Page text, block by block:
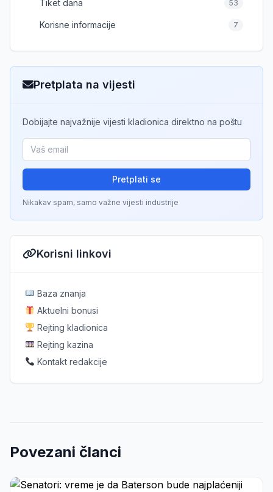
Tiket dana 53
Korisne informacije 7
Pretplata na vijesti
Dobijajte najvažnije vijesti kladionica direktno na poštu
Pretplati se
Nikakav spam, samo važne vijesti industrije
Korisni linkovi
Baza znanja
Aktuelni bonusi
Rejting kladionica
Rejting kazina
Kontakt redakcije
Povezani članci